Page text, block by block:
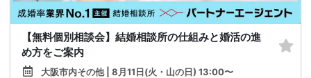
【無料個別相談会】結婚相談所の仕組みと婚活の進
め方をご案内
大阪市内その他 | 8月11日(火・山の日) 13:00〜